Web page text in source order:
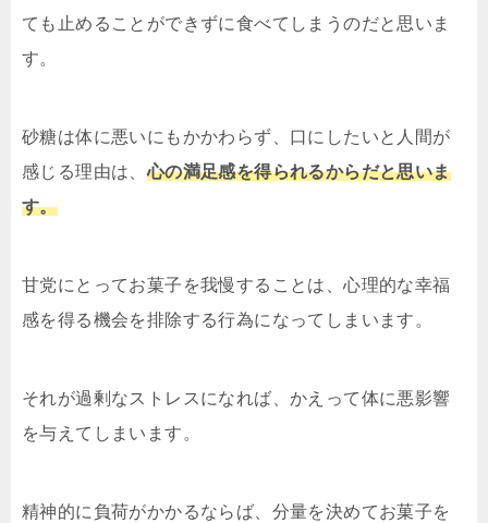
ても止めることができずに食べてしまうのだと思いま
す。
砂糖は体に悪いにもかかわらず、口にしたいと人間が
感じる理由は、心の満足感を得られるからだと思いま
す。
甘党にとってお菓子を我慢することは、心理的な幸福
感を得る機会を排除する行為になってしまいます。
それが過剰なストレスになれば、かえって体に悪影響
を与えてしまいます。
精神的に負荷がかかるならば、分量を決めてお菓子を